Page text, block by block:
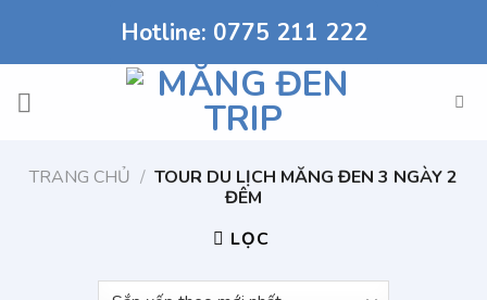
nội
dung
Hotline: 0775 211 222
TRANG CHỦ / TOUR DU LỊCH MĂNG ĐEN 3 NGÀY 2
ĐÊM
LỌC